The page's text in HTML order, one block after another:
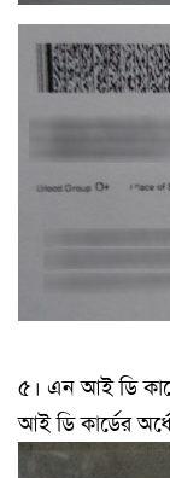
৫। এন আই ডি
আই ডি কার্ডের